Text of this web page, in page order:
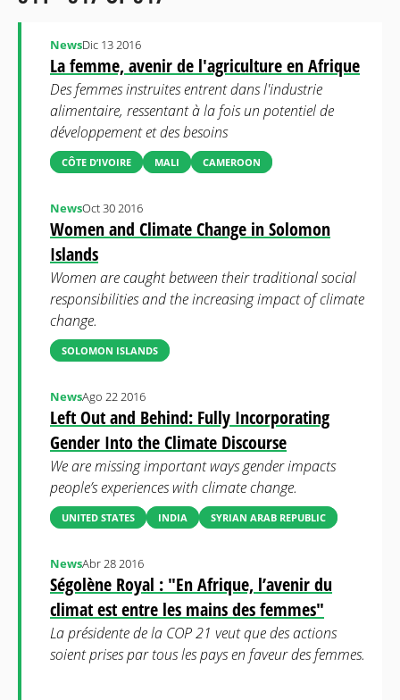
La femme, avenir de l'agriculture en Afrique
NewsDic 13 2016
Des femmes instruites entrent dans l'industrie
alimentaire, ressentant à la fois un potentiel de
développement et des besoins
CÔTE D’IVOIRE MALI CAMEROON
Women and Climate Change in Solomon
Islands
NewsOct 30 2016
Women are caught between their traditional social
responsibilities and the increasing impact of climate
change.
SOLOMON ISLANDS
Left Out and Behind: Fully Incorporating
Gender Into the Climate Discourse
NewsAgo 22 2016
We are missing important ways gender impacts
people’s experiences with climate change.
UNITED STATES INDIA SYRIAN ARAB REPUBLIC
Ségolène Royal : "En Afrique, l’avenir du
climat est entre les mains des femmes"
NewsAbr 28 2016
La présidente de la COP 21 veut que des actions
soient prises par tous les pays en faveur des femmes.